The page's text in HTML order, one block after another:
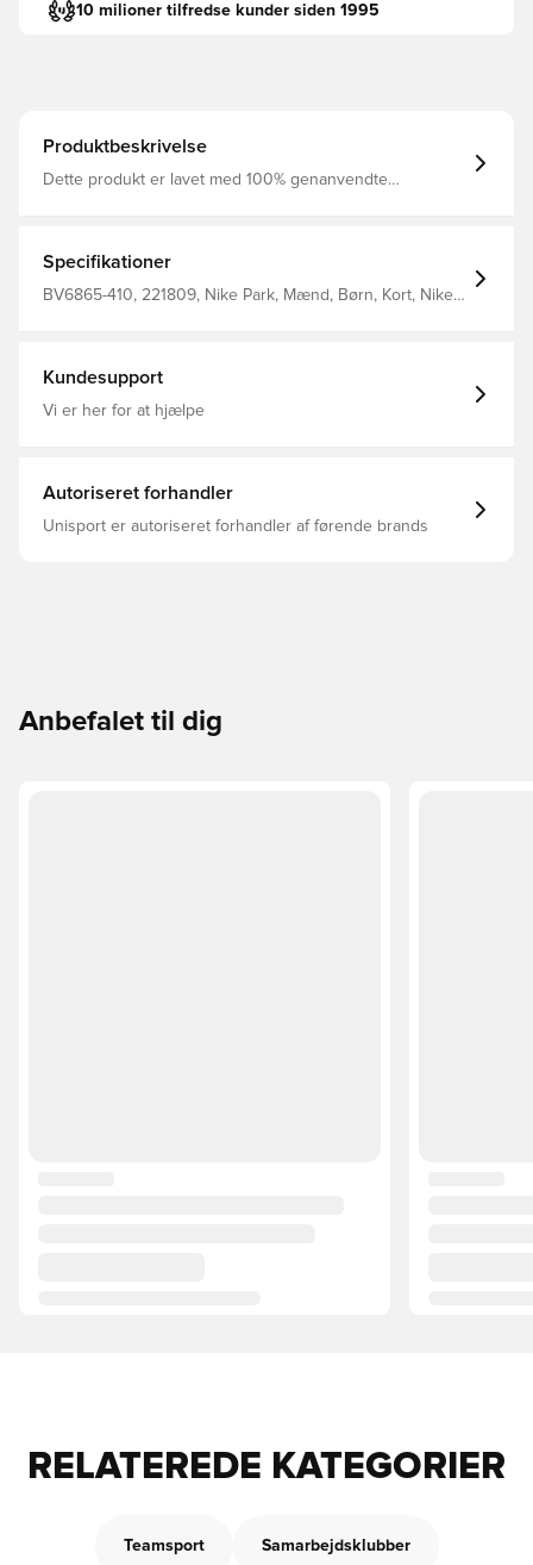
10 milioner tilfredse kunder siden 1995
Produktbeskrivelse
Dette produkt er lavet med 100% genanvendte
mesh, som er med til at øge åndbarheden Regular fit
Fremstillet i 100% polyester.
Specifikationer
BV6865-410, 221809, Nike Park, Mænd, Børn, Kort, Nike,
Kundesupport
Vi er her for at hjælpe
Autoriseret forhandler
Unisport er autoriseret forhandler af førende brands
Anbefalet til dig
RELATEREDE KATEGORIER
Teamsport Samarbejdsklubber